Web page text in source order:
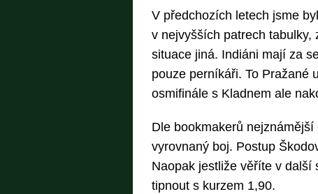
V předchozích letech jsme
v nejvyšších patrech tabulky,
situace jiná. Indiáni mají za
pouze perníkáři. To Pražané
osmifinále s Kladnem ale
Dle bookmakerů
vyrovnaný boj. Postup
Naopak jestliže věříte v další
tipnout s kurzem 1,90.